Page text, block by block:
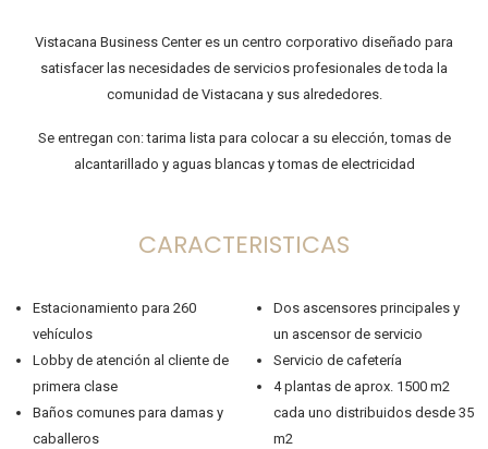
Vistacana Business Center es un centro corporativo diseñado para
satisfacer las necesidades de servicios profesionales de toda la
comunidad de Vistacana y sus alrededores.
Se entregan con: tarima lista para colocar a su elección, tomas de
alcantarillado y aguas blancas y tomas de electricidad
CARACTERISTICAS
Estacionamiento para 260
vehículos
Lobby de atención al cliente de
primera clase
Baños comunes para damas y
caballeros
Dos ascensores principales y
un ascensor de servicio
Servicio de cafetería
4 plantas de aprox. 1500 m2
cada uno distribuidos desde 35
m2